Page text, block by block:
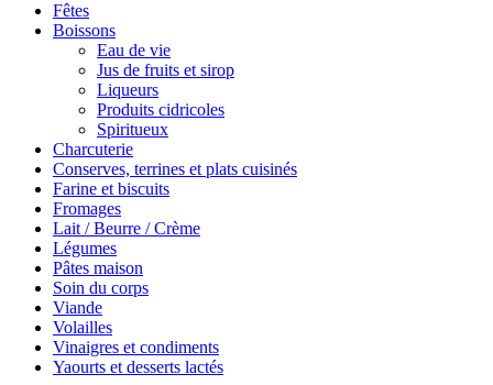
Fêtes
Boissons
Eau de vie
Jus de fruits et sirop
Liqueurs
Produits cidricoles
Spiritueux
Charcuterie
Conserves, terrines et plats cuisinés
Farine et biscuits
Fromages
Lait / Beurre / Crème
Légumes
Pâtes maison
Soin du corps
Viande
Volailles
Vinaigres et condiments
Yaourts et desserts lactés